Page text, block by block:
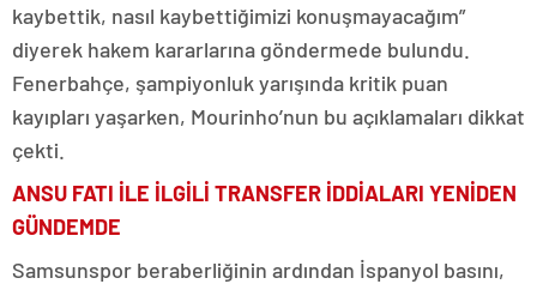
kaybettik, nasıl kaybettiğimizi konuşmayacağım”
diyerek hakem kararlarına göndermede bulundu.
Fenerbahçe, şampiyonluk yarışında kritik puan
kayıpları yaşarken, Mourinho’nun bu açıklamaları dikkat
çekti.
ANSU FATI İLE İLGİLİ TRANSFER İDDİALARI YENİDEN
GÜNDEMDE
Samsunspor beraberliğinin ardından İspanyol basını,